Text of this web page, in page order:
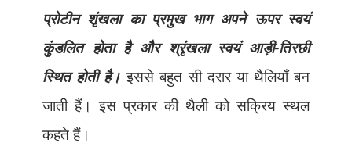
प्रोटीन शृंखला का प्रमुख भाग अपने ऊपर स्वयं
कुंडलित होता है और श्रृंखला स्वयं आड़ी-तिरछी
स्थित होती है।इससे बहुत सी दरार या थैलियाँ बन
जाती हैं। इस प्रकार की थैली को सक्रिय स्थल
कहते हैं।